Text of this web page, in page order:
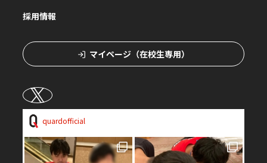
採用情報
マイページ（在校生専用）
quardofficial